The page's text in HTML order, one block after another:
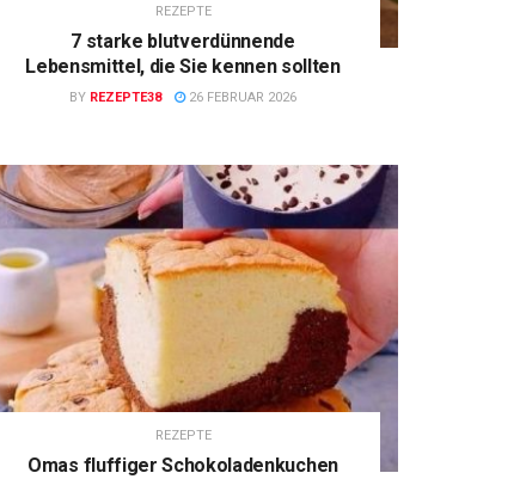
REZEPTE
7 starke blutverdünnende
Lebensmittel, die Sie kennen sollten
BY REZEPTE38 26 FEBRUAR 2026
REZEPTE
Omas fluffiger Schokoladenkuchen